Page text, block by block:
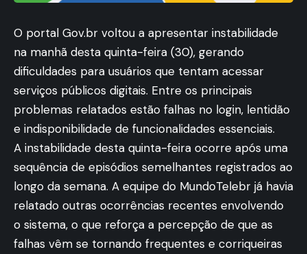
O portal Gov.br voltou a apresentar instabilidade
na manhã desta quinta-feira (30), gerando
dificuldades para usuários que tentam acessar
serviços públicos digitais. Entre os principais
problemas relatados estão falhas no login, lentidão
e indisponibilidade de funcionalidades essenciais.
A instabilidade desta quinta-feira ocorre após uma
sequência de episódios semelhantes registrados ao
longo da semana. A equipe do MundoTelebr já havia
relatado outras ocorrências recentes envolvendo
o sistema, o que reforça a percepção de que as
falhas vêm se tornando frequentes e corriqueiras